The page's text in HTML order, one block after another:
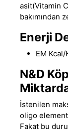
asit(Vitamin
bakımından
Enerji
EM
N&D
İstenilen
oligo
Fakat bu